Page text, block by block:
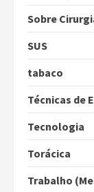
Sobre
SUS
tabaco
Técnicas de
Tecnologia
Torácica
Trabalho